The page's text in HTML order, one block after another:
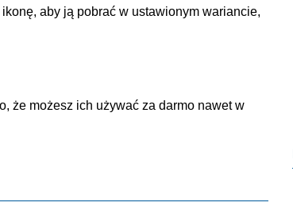
aby ją pobrać w ustawionym wariancie,
że możesz ich używać za darmo nawet w